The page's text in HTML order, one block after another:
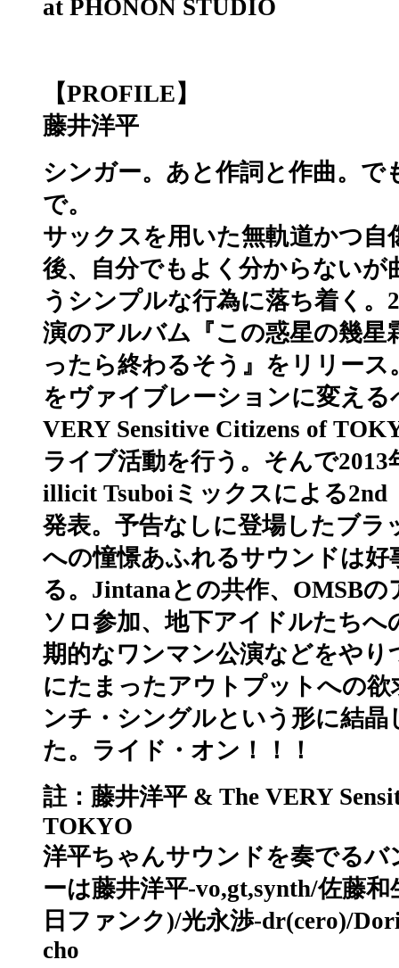
at PHONON STUDIO
【PROFILE】
藤井洋平
シンガー。あと作詞と作曲。で
で。
サックスを用いた無軌道かつ自
後、自分でもよく分からないが
うシンプルな行為に落ち着く。
演のアルバム『この惑星の幾星
ったら終わるそう』をリリー
をヴァイブレーションに変える
VERY Sensitive Citizens of
ライブ活動を行う。そんで
illicit Tsuboiミックスによる2nd
発表。予告なしに登場したブラ
への憧憬あふれるサウンドは好
る。Jintanaとの共作、OMSB
ソロ参加、地下アイドルたちへ
期的なワンマン公演などをやり
にたまったアウトプットへの欲
ンチ・シングルという形に結
た。ライド・オン！！！
註：藤井洋平 & The VERY
TOKYO
洋平ちゃんサウンドを奏でるバ
ーは藤井洋平-vo,gt,synth/佐藤
日ファンク)/光永渉-dr(cero)/
cho